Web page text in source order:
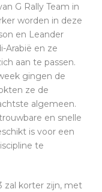
G Rally Team in
worden in deze
en Leander
Arabië en ze
aan te passen.
gingen de
ze de
algemeen.
en snelle
is voor een
te
zal korter zijn, met